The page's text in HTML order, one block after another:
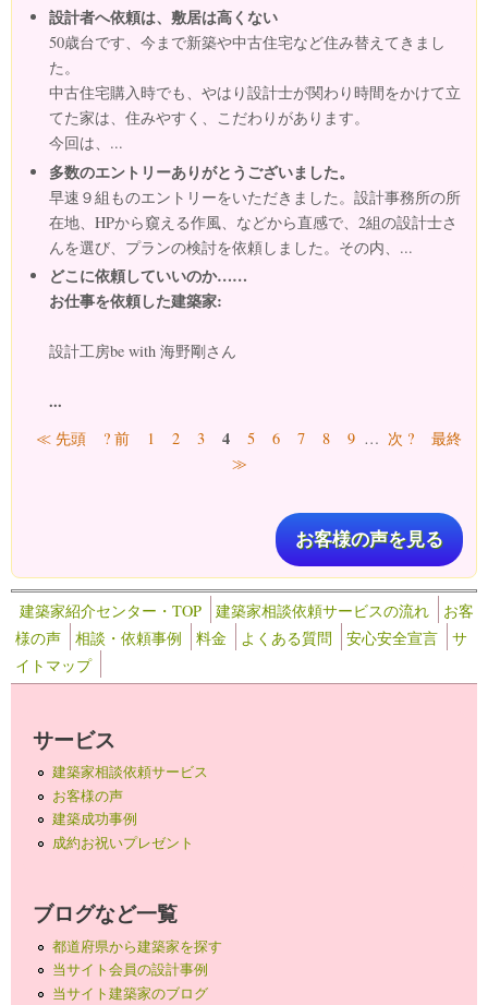
設計者へ依頼は、敷居は高くない
50歳台です、今まで新築や中古住宅など住み替えてきまし
た。
中古住宅購入時でも、やはり設計士が関わり時間をかけて立
てた家は、住みやすく、こだわりがあります。
今回は、...
多数のエントリーありがとうございました。
早速９組ものエントリーをいただきました。設計事務所の所
在地、HPから窺える作風、などから直感で、2組の設計士さ
んを選び、プランの検討を依頼しました。その内、...
どこに依頼していいのか……
お仕事を依頼した建築家:
設計工房be with 海野剛さん
...
ページ
≪ 先頭 ? 前 1 2 3 4 5 6 7 8 9 … 次 ?
最終
≫
お客様の声を見る
建築家紹介センター・TOP 建築家相談依頼サービスの流れ
お客
様の声
相談・依頼事例 料金 よくある質問 安心安全宣言
サ
イトマップ
サービス
建築家相談依頼サービス
お客様の声
建築成功事例
成約お祝いプレゼント
ブログなど一覧
都道府県から建築家を探す
当サイト会員の設計事例
当サイト建築家のブログ